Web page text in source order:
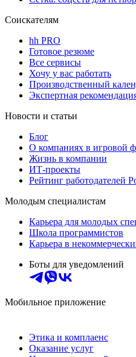
Соискателям
hh PRO
Готовое резюме
Все сервисы
Хочу у вас работать
Производственный
Экспертная
Новости и статьи
Блог
О компаниях в игровой
Жизнь в компании
ИТ-проекты
Рейтинг работодателей
Молодым специалистам
Карьера для молодых
Школа программистов
Карьера в
Боты для уведомлений
Мобильное приложение
Этика и комплаенс
Оказание услуг